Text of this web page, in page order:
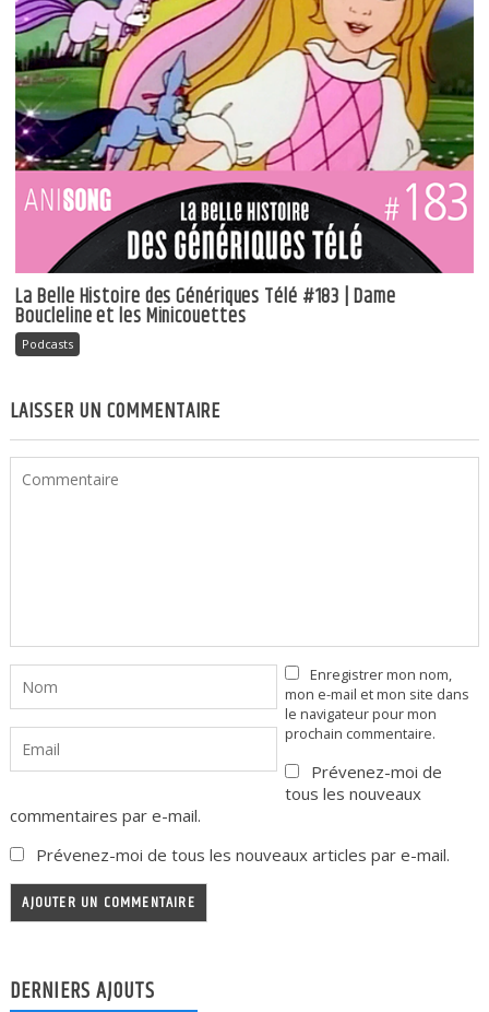
La Belle Histoire des Génériques Télé #183 | Dame
Boucleline et les Minicouettes
Podcasts
LAISSER UN COMMENTAIRE
Enregistrer mon nom,
mon e-mail et mon site dans
le navigateur pour mon
prochain commentaire.
Prévenez-moi de
tous les nouveaux
commentaires par e-mail.
Prévenez-moi de tous les nouveaux articles par e-mail.
DERNIERS AJOUTS